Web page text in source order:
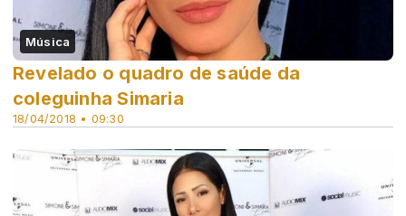
Música
18/04/2018 • 09:30
Revelado o quadro de saúde da
coleguinha Simaria